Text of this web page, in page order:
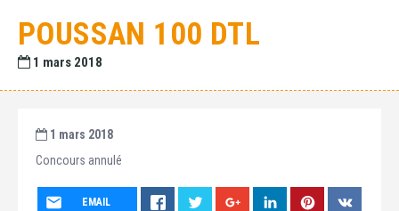
POUSSAN 100 DTL
1 mars 2018
1 mars 2018
Concours annulé
EMAIL